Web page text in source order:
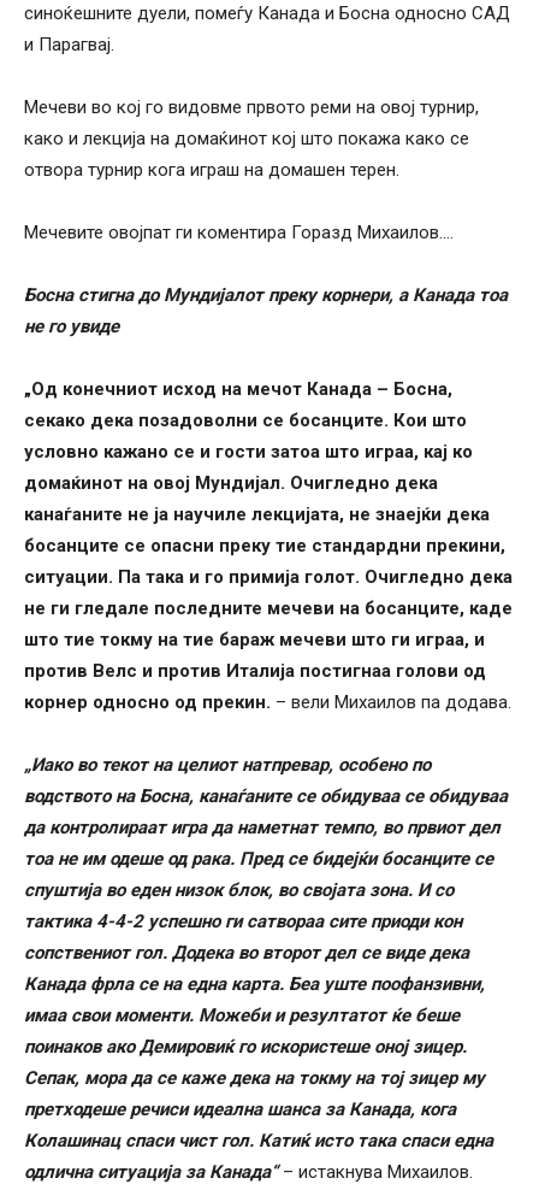
синоќешните дуели, помеѓу Канада и Босна односно САД
и Парагвај.
Мечеви во кој го видовме првото реми на овој турнир,
како и лекција на домаќинот кој што покажа како се
отвора турнир кога играш на домашен терен.
Мечевите овојпат ги коментира Горазд Михаилов….
Босна стигна до Мундијалот преку корнери, а Канада тоа
не го увиде
„Од конечниот исход на мечот Канада – Босна,
секако дека позадоволни се босанците. Кои што
условно кажано се и гости затоа што играа, кај ко
домаќинот на овој Мундијал. Очигледно дека
канаѓаните не ја научиле лекцијата, не знаејќи дека
босанците се опасни преку тие стандардни прекини,
ситуации. Па така и го примија голот. Очигледно дека
не ги гледале последните мечеви на босанците, каде
што тие токму на тие бараж мечеви што ги играа, и
против Велс и против Италија постигнаа голови од
корнер односно од прекин. – вели Михаилов па додава.
„Иако во текот на целиот натпревар, особено по
водството на Босна, канаѓаните се обидуваа се обидуваа
да контролираат игра да наметнат темпо, во првиот дел
тоа не им одеше од рака. Пред се бидејќи босанците се
спуштија во еден низок блок, во својата зона. И со
тактика 4-4-2 успешно ги сатвораа сите приоди кон
сопствениот гол. Додека во второт дел се виде дека
Канада фрла се на една карта. Беа уште поофанзивни,
имаа свои моменти. Можеби и резултатот ќе беше
поинаков ако Демировиќ го искористеше оној зицер.
Сепак, мора да се каже дека на токму на тој зицер му
претходеше речиси идеална шанса за Канада, кога
Колашинац спаси чист гол. Катиќ исто така спаси една
одлична ситуација за Канада“– истакнува Михаилов.